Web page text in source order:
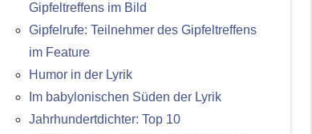
Gipfeltreffens im Bild
Gipfelrufe: Teilnehmer des Gipfeltreffens
im Feature
Humor in der Lyrik
Im babylonischen Süden der Lyrik
Jahrhundertdichter: Top 10